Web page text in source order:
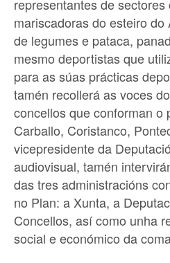
representantes de
mariscadoras do esteiro
de legumes e pataca,
mesmo deportistas que
para as súas prácticas
tamén recollerá as voces
concellos que conforman o
Carballo, Coristanco,
vicepresidente da
audiovisual, tamén
das tres administracións
no Plan: a Xunta, a
Concellos, así como unha
social e económico da